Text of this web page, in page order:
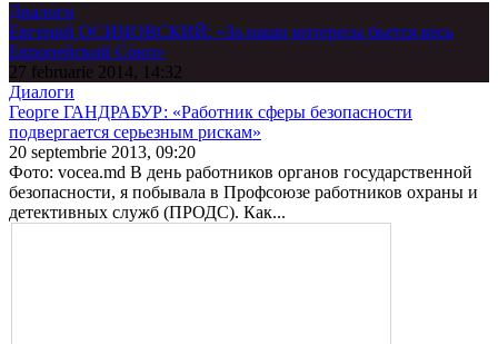
Диалоги
Евгений ОСИНОВСКИЙ: «За наши интересы бьется весь
Европейский Союз»
27 februarie 2014, 14:32
Диалоги
Георге ГАНДРАБУР: «Работник сферы безопасности
подвергается серьезным рискам»
20 septembrie 2013, 09:20
Фото: vocea.md В день работников органов государственной
безопасности, я побывала в Профсоюзе работников охраны и
детективных служб (ПРОДС). Как...